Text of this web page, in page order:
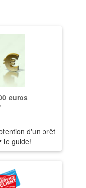
euros
d'un prêt
le guide!